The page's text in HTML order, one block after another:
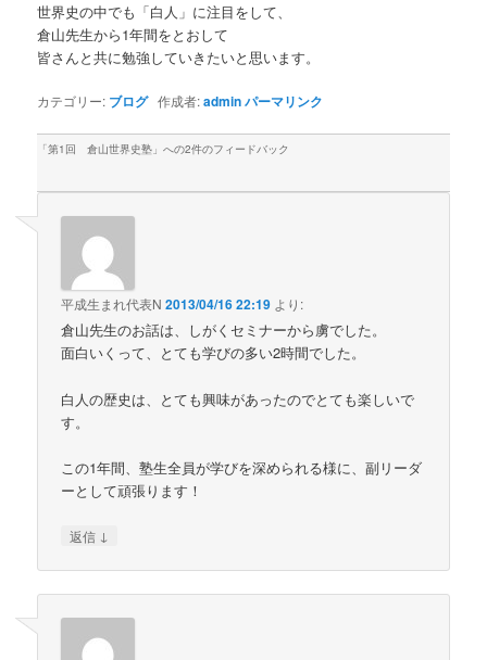
世界史の中でも「白人」に注目をして、
倉山先生から1年間をとおして
皆さんと共に勉強していきたいと思います。
カテゴリー: ブログ作成者:adminパーマリンク
「第1回 倉山世界史塾 」への2件のフィードバック
平成生まれ代表N 2013/04/16 22:19 より:
倉山先生のお話は、しがくセミナーから虜でした。
面白いくって、とても学びの多い2時間でした。
白人の歴史は、とても興味があったのでとても楽しいで
す。
この1年間、塾生全員が学びを深められる様に、副リーダ
ーとして頑張ります！
返信 ↓